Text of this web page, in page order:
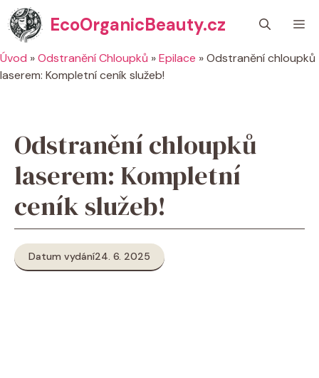
Přeskočit
na
obsah
EcoOrganicBeauty.cz
Úvod »Odstranění Chloupků »Epilace »Odstranění chloupků
laserem: Kompletní ceník služeb!
Odstranění chloupků
laserem: Kompletní
ceník služeb!
Datum vydání24. 6. 2025